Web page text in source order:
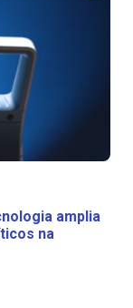
amplia
na